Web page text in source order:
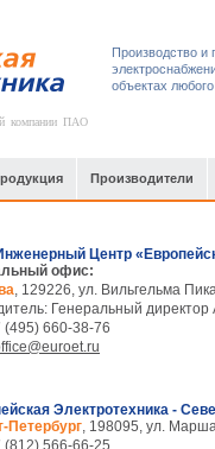
компании ПАО
Производство и
объектах
Производители
Центр
офис:
, 129226, ул. Вильгельма
Генеральный
(495) 660-38-76
Электротехника -
Петербург, 198095, ул.
(812) 566-66-25